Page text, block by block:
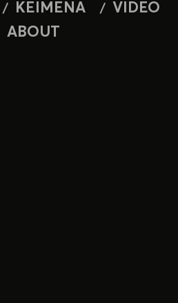
ΚΕΙΜΕΝΑ
VIDEO
ABOUT